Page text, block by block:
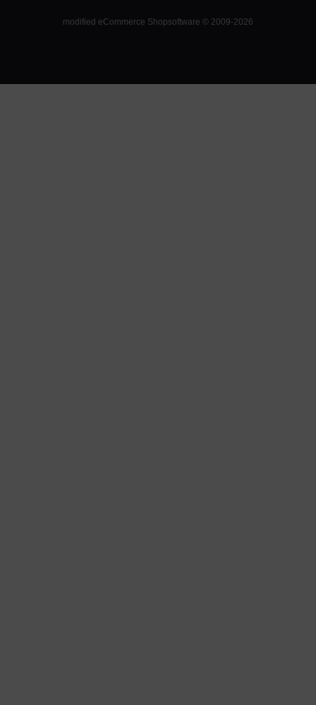
mod ified eCommerce Shopsoftware © 2009-2026